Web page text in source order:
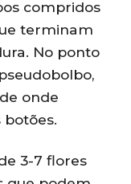
compridos
terminam
No ponto
onde
3-7 flores